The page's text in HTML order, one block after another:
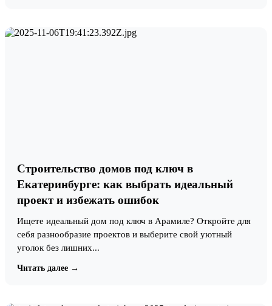
Строительство домов под ключ в
Екатеринбурге: как выбрать идеальный
проект и избежать ошибок
Ищете идеальный дом под ключ в Арамиле? Откройте для
себя разнообразие проектов и выберите свой уютный
уголок без лишних...
Читать далее →